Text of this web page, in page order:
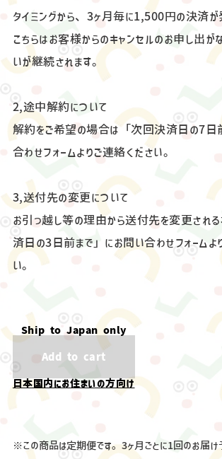
タイミングから、3ヶ月毎に1,500円の決済が
こちらはお客様からのキャンセルのお申し出
いが継続されます。
2,途中解約について
解約をご希望の場合は「次回決済日の7日
合わせフォームよりご連絡ください。
3,送付先の変更について
お引っ越し等の理由から送付先を変更され
済日の3日前まで」にお問い合わせフォームよ
い。
Ship to Japan only
Add to cart
日本国内にお住まいの方向け
※この商品は定期便です。3ヶ月ごとに1回のお届け